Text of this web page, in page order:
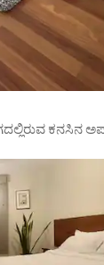
ಕನಸಿನ